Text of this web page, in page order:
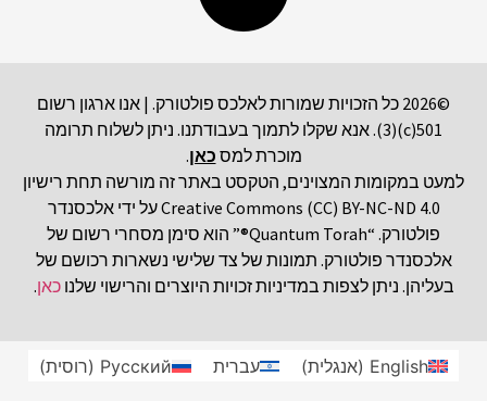
©2026 כל הזכויות שמורות לאלכס פולטורק. | אנו ארגון רשום
501(c)(3). אנא שקלו לתמוך בעבודתנו. ניתן לשלוח תרומה
מוכרת למס כאן.
למעט במקומות המצוינים, הטקסט באתר זה מורשה תחת רישיון
Creative Commons (CC) BY-NC-ND 4.0 על ידי אלכסנדר
פולטורק. “Quantum Torah®” הוא סימן מסחרי רשום של
אלכסנדר פולטורק. תמונות של צד שלישי נשארות רכושם של
בעליהן. ניתן לצפות במדיניות זכויות היוצרים והרישוי שלנוכאן.
English
(אנגלית) עברית Русский
(רוסית)